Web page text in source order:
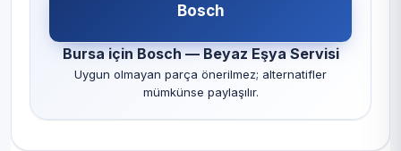
Bosch
Bursa için Bosch — Beyaz Eşya Servisi
Uygun olmayan parça önerilmez; alternatifler
mümkünse paylaşılır.